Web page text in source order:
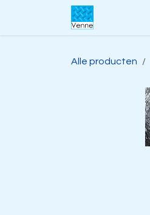
Overslaan naar inhoud
Alle producten